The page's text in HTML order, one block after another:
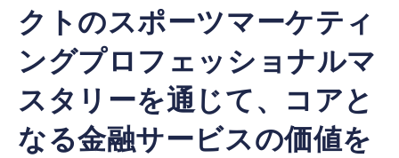
クトのスポーツマーケティ
ングプロフェッショナルマ
スタリーを通じて、コアと
なる金融サービスの価値を